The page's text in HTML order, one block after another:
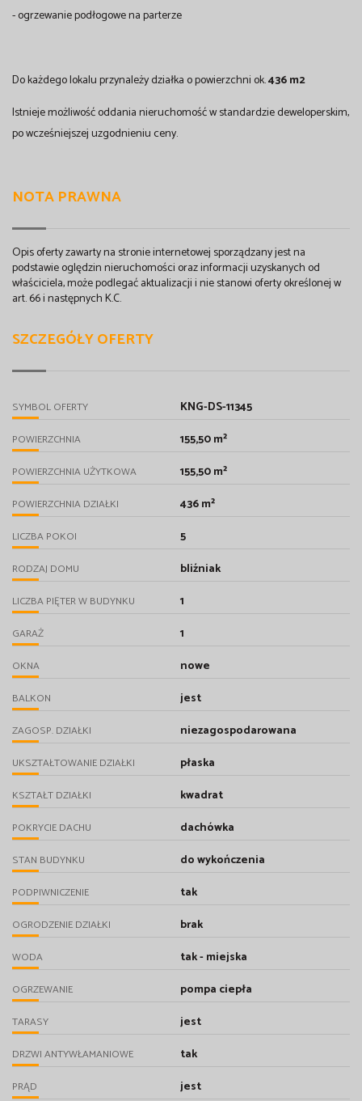
- ogrzewanie podłogowe na parterze
Do każdego lokalu przynależy działka o powierzchni ok.436 m2
Istnieje możliwość oddania nieruchomość w standardzie deweloperskim,
po wcześniejszej uzgodnieniu ceny.
NOTA PRAWNA
Opis oferty zawarty na stronie internetowej sporządzany jest na
podstawie oględzin nieruchomości oraz informacji uzyskanych od
właściciela, może podlegać aktualizacji i nie stanowi oferty określonej w
art. 66 i następnych K.C.
SZCZEGÓŁY OFERTY
SYMBOL OFERTY KNG-DS-11345
POWIERZCHNIA 155,50 m²
POWIERZCHNIA UŻYTKOWA 155,50 m²
POWIERZCHNIA DZIAŁKI 436 m²
LICZBA POKOI 5
RODZAJ DOMU bliźniak
LICZBA PIĘTER W BUDYNKU 1
GARAŻ 1
OKNA nowe
BALKON jest
ZAGOSP. DZIAŁKI niezagospodarowana
UKSZTAŁTOWANIE DZIAŁKI płaska
KSZTAŁT DZIAŁKI kwadrat
POKRYCIE DACHU dachówka
STAN BUDYNKU do wykończenia
PODPIWNICZENIE tak
OGRODZENIE DZIAŁKI brak
WODA tak - miejska
OGRZEWANIE pompa ciepła
TARASY jest
DRZWI ANTYWŁAMANIOWE tak
PRĄD jest